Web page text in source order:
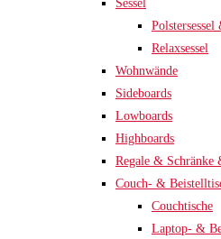
Sessel
Polstersessel
Relaxsessel
Wohnwände
Sideboards
Lowboards
Highboards
Regale & Schränke
Couch- &
Couchtische
Laptop- &